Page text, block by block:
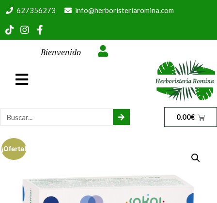
627356273 info@herboristeriaromina.com
Bienvenido
0.00€
¡Oferta!